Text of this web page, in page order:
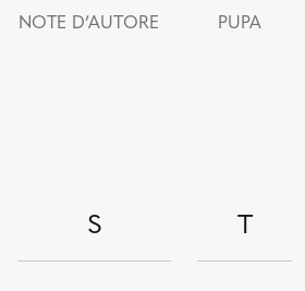
NOTE D’AUTORE
PUPA
S T